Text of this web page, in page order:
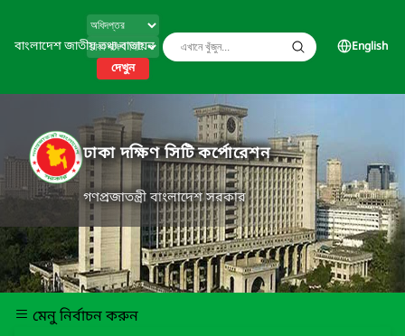
বাংলাদেশ জাতীয় তথ্য বাতায়ন
দেখুন
English
ঢাকা দক্ষিণ সিটি কর্পোরেশন
গণপ্রজাতন্ত্রী বাংলাদেশ সরকার
মেনু নির্বাচন করুন